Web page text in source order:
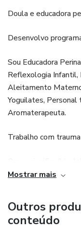
Doula e educadora
Desenvolvo
Sou Educadora
Reflexologia Infantil,
Aleitamento
Yoguilates, Personal
Aromaterapeuta.
Trabalho com
suporte físico e
gravidez, no trabalho
Mostrar mais
Outros
conteúdo